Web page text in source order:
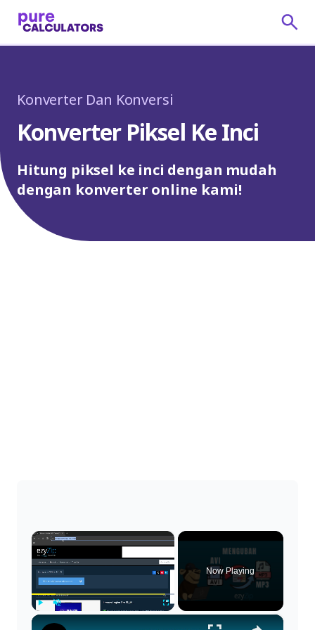
Konverter Dan Konversi
Konverter Piksel Ke Inci
Hitung piksel ke inci dengan mudah
dengan konverter online kami!
×
Now Playing
×